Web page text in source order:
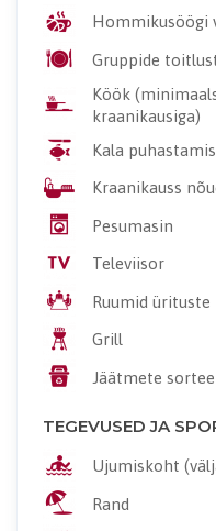
Hommikusöögi
Gruppide
Köök
kraanikausiga)
Kala
Kraanikauss
Pesumasin
Televiisor
Ruumid
Grill
Jäätmete
TEGEVUSED JA
Ujumiskoht
Rand